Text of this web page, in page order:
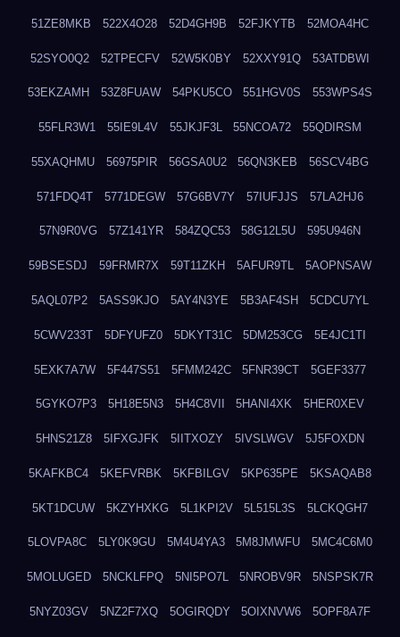
51ZE8MKB 522X4O28 52D4GH9B 52FJKYTB 52MOA4HC
52SYO0Q2 52TPECFV 52W5K0BY 52XXY91Q 53ATDBWI
53EKZAMH 53Z8FUAW 54PKU5CO 551HGV0S 553WPS4S
55FLR3W1 55IE9L4V 55JKJF3L 55NCOA72 55QDIRSM
55XAQHMU 56975PIR 56GSA0U2 56QN3KEB 56SCV4BG
571FDQ4T 5771DEGW 57G6BV7Y 57IUFJJS 57LA2HJ6
57N9R0VG 57Z141YR 584ZQC53 58G12L5U 595U946N
59BSESDJ 59FRMR7X 59T11ZKH 5AFUR9TL 5AOPNSAW
5AQL07P2 5ASS9KJO 5AY4N3YE 5B3AF4SH 5CDCU7YL
5CWV233T 5DFYUFZ0 5DKYT31C 5DM253CG 5E4JC1TI
5EXK7A7W 5F447S51 5FMM242C 5FNR39CT 5GEF3377
5GYKO7P3 5H18E5N3 5H4C8VII 5HANI4XK 5HER0XEV
5HNS21Z8 5IFXGJFK 5IITXOZY 5IVSLWGV 5J5FOXDN
5KAFKBC4 5KEFVRBK 5KFBILGV 5KP635PE 5KSAQAB8
5KT1DCUW 5KZYHXKG 5L1KPI2V 5L515L3S 5LCKQGH7
5LOVPA8C 5LY0K9GU 5M4U4YA3 5M8JMWFU 5MC4C6M0
5MOLUGED 5NCKLFPQ 5NI5PO7L 5NROBV9R 5NSPSK7R
5NYZ03GV 5NZ2F7XQ 5OGIRQDY 5OIXNVW6 5OPF8A7F